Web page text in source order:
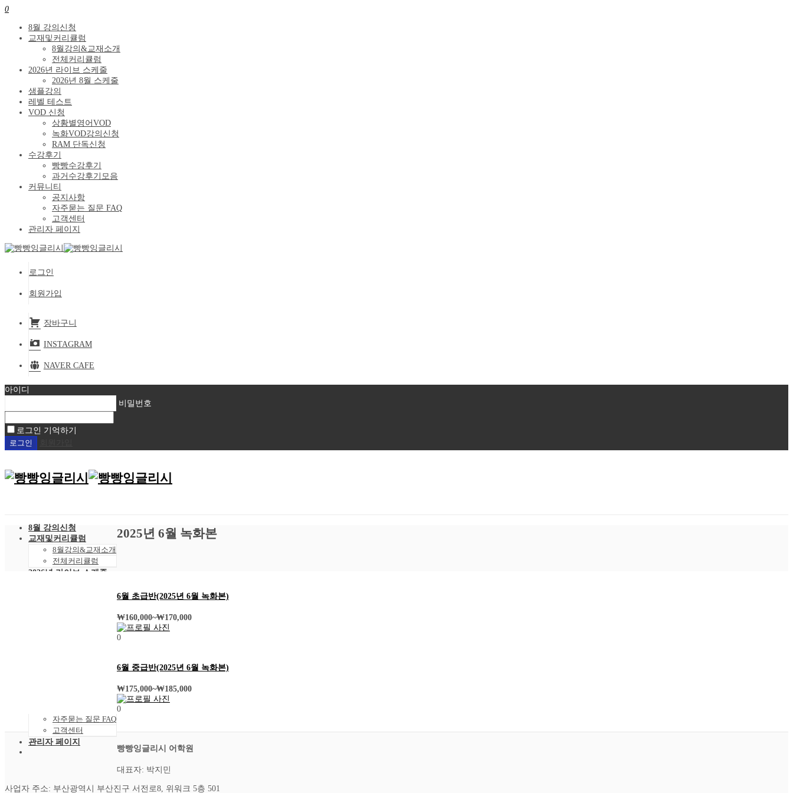
0
8월 강의신청
교재및커리큘럼
8월강의&교재소개
전체커리큘럼
2026년 라이브 스케줄
2026년 8월 스케줄
샘플강의
레벨 테스트
VOD 신청
상황별영어VOD
녹화VOD강의신청
RAM 단독신청
수강후기
빵빵수강후기
과거수강후기모음
커뮤니티
공지사항
자주묻는 질문 FAQ
고객센터
관리자 페이지
로그인
회원가입
장바구니
INSTAGRAM
NAVER CAFE
아이디
비밀번호
로그인 기억하기
8월 강의신청
교재및커리큘럼
8월강의&교재소개
전체커리큘럼
2026년 라이브 스케줄
자주묻는 질문 FAQ
고객센터
관리자 페이지
2025년 6월 녹화본
6월 초급반(2025년 6월 녹화본)
₩160,000~₩170,000
0
6월 중급반(2025년 6월 녹화본)
₩175,000~₩185,000
0
빵빵잉글리시 어학원
대표자: 박지민
사업자 주소: 부산광역시 부산진구 서전로8, 위워크 5층 501